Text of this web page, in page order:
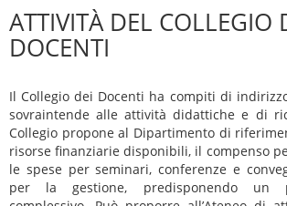
ATTIVITÀ DEL COLLEGIO
DOCENTI
Il Collegio dei Docenti ha compiti di
sovraintende alle attività didattiche e di
Collegio propone al Dipartimento di
risorse finanziarie disponibili, il compenso
le spese per seminari, conferenze e
per la gestione, predisponendo un